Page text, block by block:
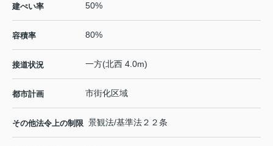
建ぺい率 50%
容積率 80%
接道状況 一方(北西 4.0m)
都市計画 市街化区域
その他法令上の制限 景観法/基準法２２条